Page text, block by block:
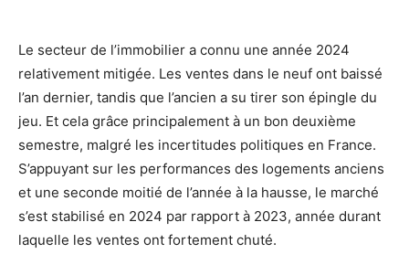
Le secteur de l’immobilier a connu une année 2024
relativement mitigée. Les ventes dans le neuf ont baissé
l’an dernier, tandis que l’ancien a su tirer son épingle du
jeu. Et cela grâce principalement à un bon deuxième
semestre, malgré les incertitudes politiques en France.
S’appuyant sur les performances des logements anciens
et une seconde moitié de l’année à la hausse, le marché
s’est stabilisé en 2024 par rapport à 2023, année durant
laquelle les ventes ont fortement chuté.